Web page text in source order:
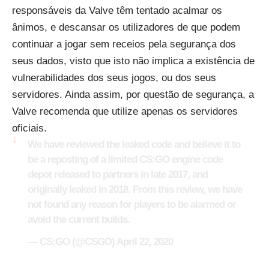
responsáveis da Valve têm tentado acalmar os
ânimos, e descansar os utilizadores de que podem
continuar a jogar sem receios pela segurança dos
seus dados, visto que isto não implica a existência de
vulnerabilidades dos seus jogos, ou dos seus
servidores. Ainda assim, por questão de segurança, a
Valve recomenda que utilize apenas os servidores
oficiais.